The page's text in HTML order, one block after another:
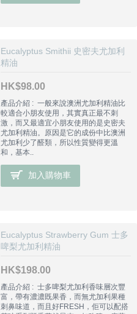
Eucalyptus Smithii 史密夫尤加利
精油
HK$98.00
產品介紹 : 一般來說澳洲尤加利精油比
較適合小朋友使用，其實真正最不刺
激，而又最適宜小朋友使用的是史密夫
尤加利精油。原因是它的成份中比澳洲
尤加利少了醛類，所以性質變得更溫
和，基本..
加入購物車
Eucalyptus Strawberry Gum 士多
啤梨尤加利精油
HK$198.00
產品介紹 : 士多啤梨尤加利香味層次豐
富，帶有濃濃既果香，而無尤加利果種
刺鼻味道，而且好FRESH，佢可以配搭